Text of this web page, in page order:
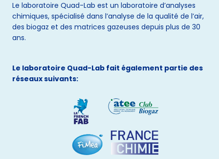
Le laboratoire Quad-Lab est un laboratoire d’analyses
chimiques, spécialisé dans l’analyse de la qualité de l’air,
des biogaz et des matrices gazeuses depuis plus de 30
ans.
Le laboratoire Quad-Lab fait également partie des
réseaux suivants: